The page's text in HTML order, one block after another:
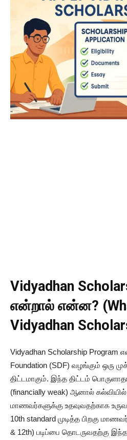
Vidyadhan
என்றால் என்ன?
Vidyadhan
Vidyadhan Scholarship Program
Foundation (SDF) வழங்கும் ஒரு
திட்டமாகும். இந்த திட்டம்
(financially weak) ஆனால் கல்வியில்
மாணவர்களுக்கு உதவுவதற்காக
10th standard முடித்த பிறகு
& 12th) படிப்பை தொடருவதற்கு